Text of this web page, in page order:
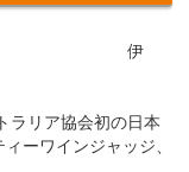
会初の日本
ーワインジャッジ、